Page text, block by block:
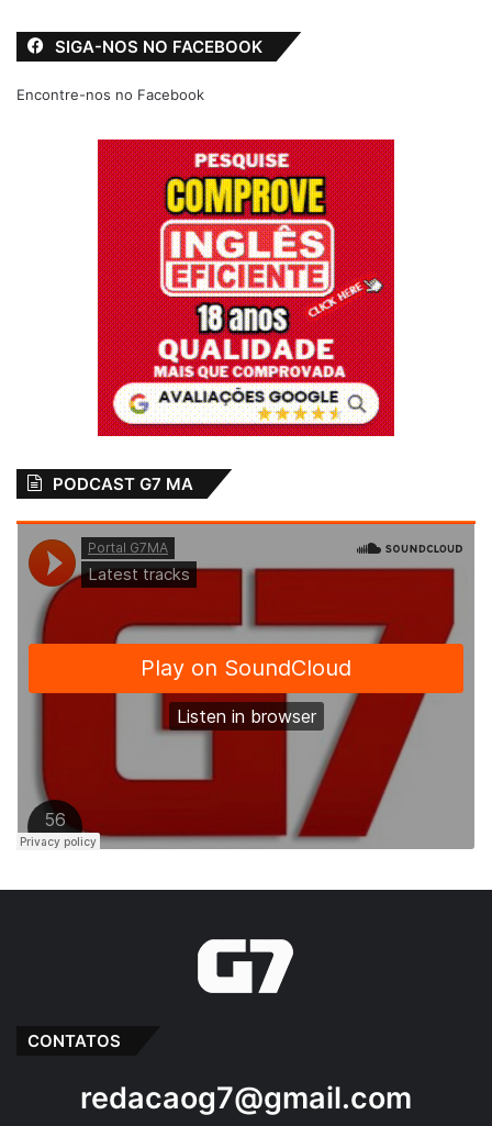
SIGA-NOS NO FACEBOOK
Encontre-nos no Facebook
PODCAST G7 MA
CONTATOS
redacaog7@gmail.com